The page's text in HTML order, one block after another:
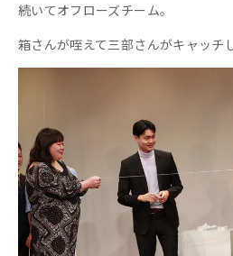
続いてオフローズチーム。
箱さんが咥えて三部さんがキャッチ